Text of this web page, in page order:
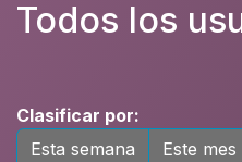
Todos los
Clasificar por:
Esta semana
Este mes